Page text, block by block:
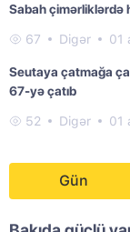
Sabah çimərliklərdə
67 Digər 01
Seutaya çatmağa
67-yə çatıb
52 Digər 01
Gün